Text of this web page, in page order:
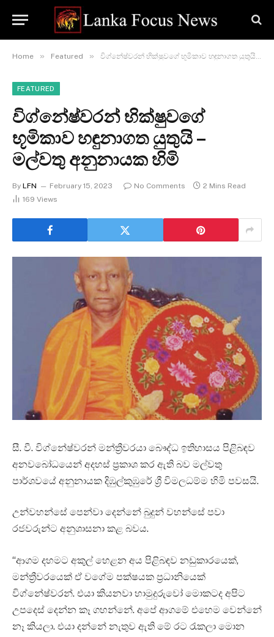
Home » Featured » විග්නේෂ්වරන් භික්ෂුවගේ භූමිකාව හඳුනාගත යුතුයි – මල්වතු අනුනායක හිමි
FEATURED
විග්නේෂ්වරන් භික්ෂුවගේ
භූමිකාව හඳුනාගත යුතුයි –
මල්වතු අනුනායක හිමි
By LFN February 15, 2023 No Comments
2 Mins Read
169 Views
සී. වී. විග්නේෂ්වරන් මන්ත්‍රීවරයා බෞද්ධ ඉතිහාසය පිළිබඳව
අනවබෝධයෙන් අදහස් ප්‍රකාශ කර ඇති බව මල්වතු
පාර්ශවයේ අනුනායක දිඹුල්කුඹුරේ ශ්‍රී විමලධම්ම හිමි පවසයි.
උන්වහන්සේ පෙන්වා දෙන්නේ‍ බුදුන් වහන්සේ පවා
රජවරුන්ට අනුශාසනා කළ බවය.
“ආගම දහමට අකුල් හෙළන අය පිළිබඳව නඩුකාරයෙක්,
මන්ත්‍රීවරයෙක් ඒ වගේම පක්ෂයක ප්‍රධානියෙක්
විග්නේෂ්වරන්. එයා කියනවා හාමුදුරුවෝ මොකටද අපිට
උපදෙස් දෙන්න කෑ ගහන්නේ. අපේ ආගමේ එහෙම වෙන්නේ
නෑ කියලා. එයා දන්නේ නැතුව ඇති මේ රට රැකලා මොන